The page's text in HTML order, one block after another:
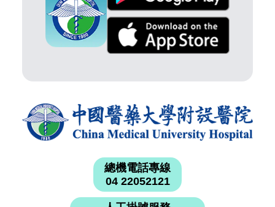
總機電話專線
04 22052121